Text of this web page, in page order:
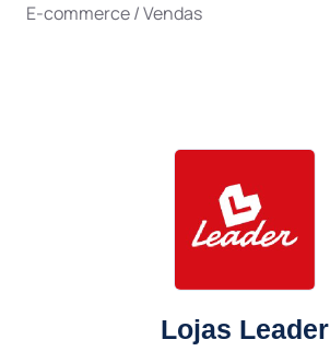
E-commerce / Vendas
Lojas Leader